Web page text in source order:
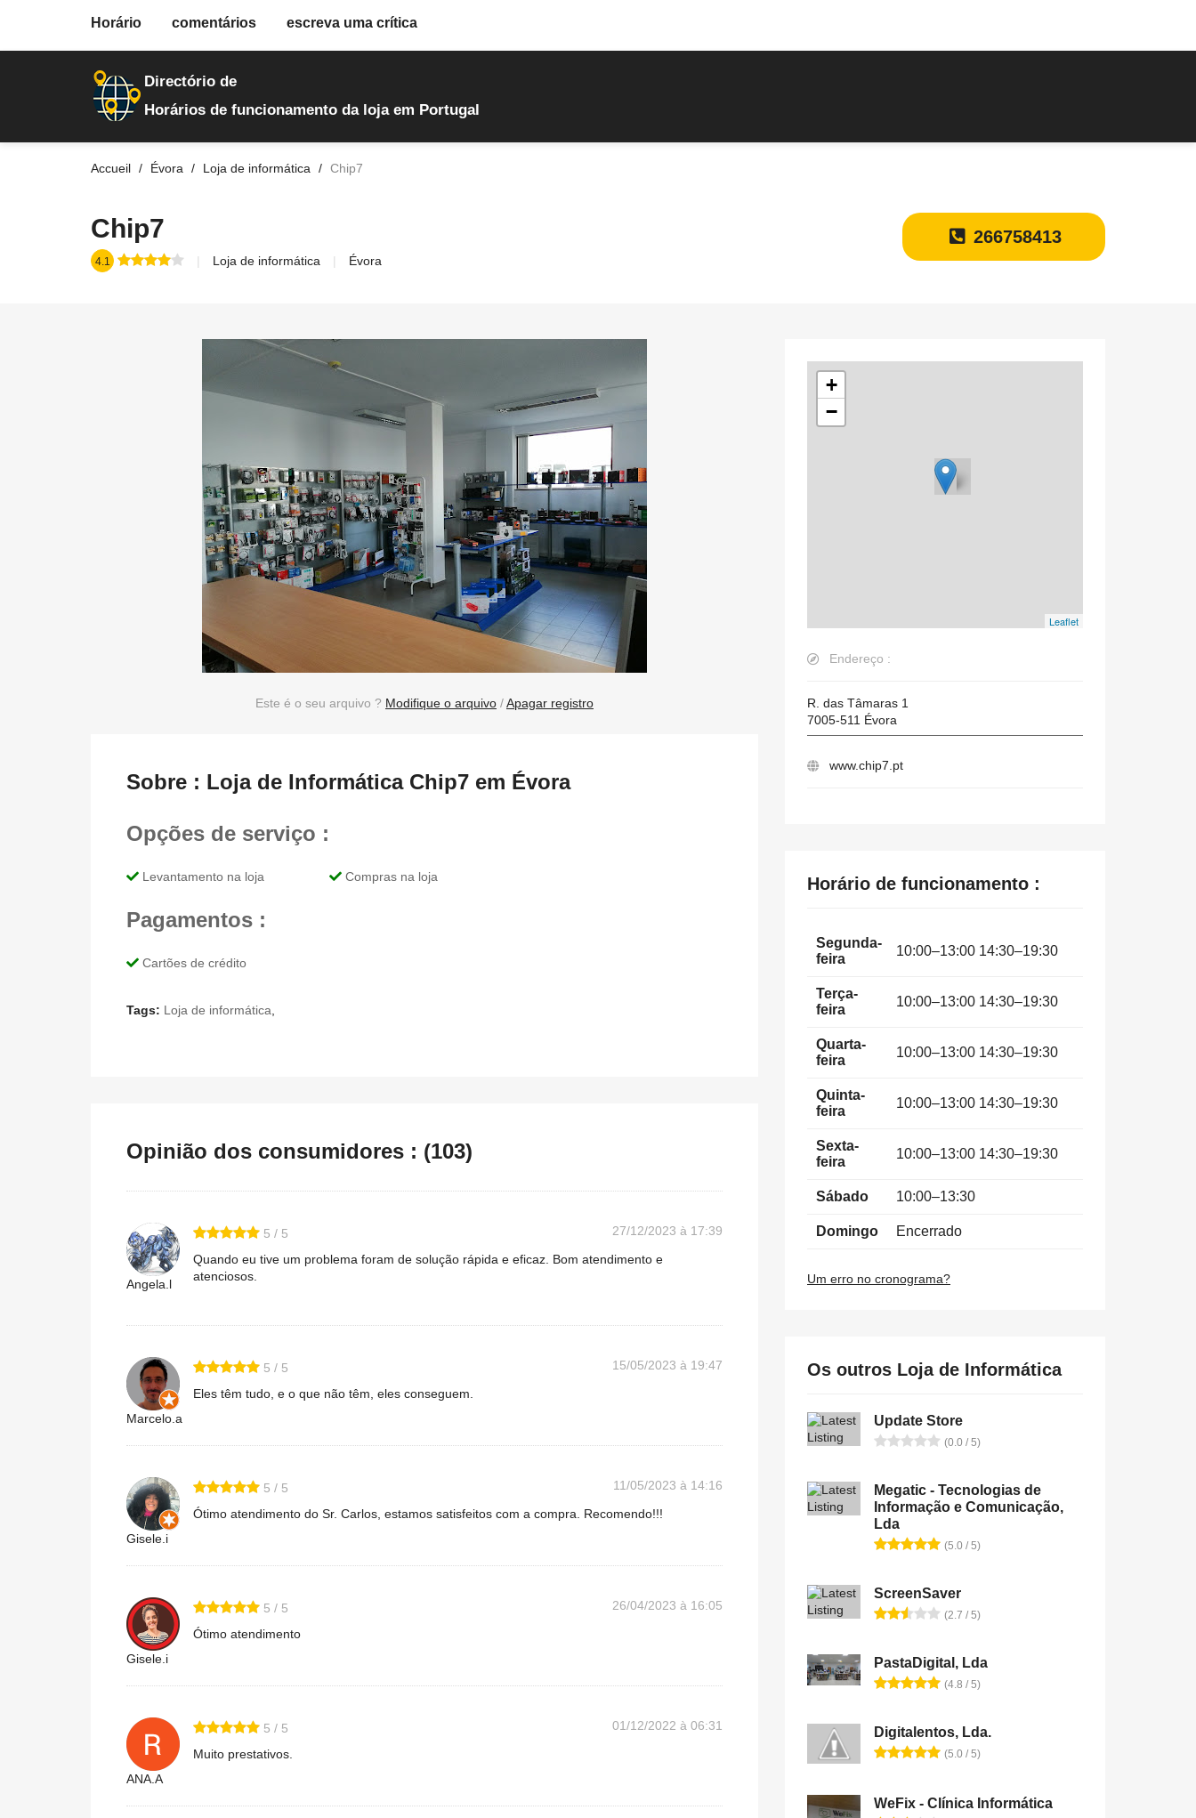
loja-de-informatica
Directório de
Horários de funcionamento da loja em Portugal
Accueil Évora Loja de informática Chip7
Chip7
4.1 Loja de informática Évora
266758413
Horário comentários escreva uma crítica
Este é o seu arquivo ? Modifique o arquivo /Apagar registro
Sobre : Loja de Informática Chip7 em Évora
Opções de serviço :
Levantamento na loja Compras na loja
Pagamentos :
Cartões de crédito
Tags: Loja de informática,
Opinião dos consumidores : (103)
Angela.l
5 / 5
27/12/2023 à 17:39
Quando eu tive um problema foram de solução rápida e eficaz. Bom atendimento e
atenciosos.
Marcelo.a
5 / 5
15/05/2023 à 19:47
Eles têm tudo, e o que não têm, eles conseguem.
Gisele.i
5 / 5
11/05/2023 à 14:16
Ótimo atendimento do Sr. Carlos, estamos satisfeitos com a compra. Recomendo!!!
Gisele.i
5 / 5
26/04/2023 à 16:05
Ótimo atendimento
ANA.A
5 / 5
01/12/2022 à 06:31
Muito prestativos.
+
−
Leaflet
Endereço :
R. das Tâmaras 1
7005-511 Évora
www.chip7.pt
Horário de funcionamento :
Segunda-
feira
10:00–13:00 14:30–19:30
Terça-
feira
10:00–13:00 14:30–19:30
Quarta-
feira
10:00–13:00 14:30–19:30
Quinta-
feira
10:00–13:00 14:30–19:30
Sexta-
feira
10:00–13:00 14:30–19:30
Sábado 10:00–13:30
Domingo Encerrado
Um erro no cronograma?
Os outros Loja de Informática
Update Store
(0.0 / 5)
Megatic - Tecnologias de
Informação e Comunicação,
Lda
(5.0 / 5)
ScreenSaver
(2.7 / 5)
PastaDigital, Lda
(4.8 / 5)
Digitalentos, Lda.
(5.0 / 5)
WeFix - Clínica Informática